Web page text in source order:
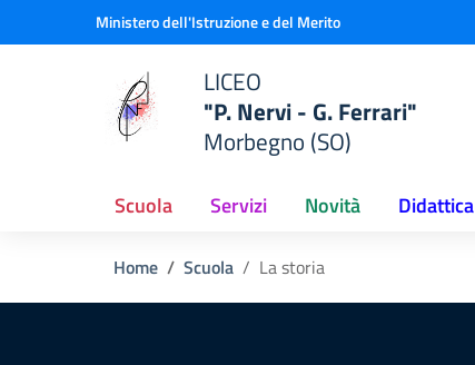
Vai ai contenuti
Vai al menu di navigazioneMinistero dell'Istruzione e del Merito
LICEO
"P. Nervi - G. Ferrari"
Morbegno (SO)
Scuola Servizi Novità Didattica
Home Scuola La storia